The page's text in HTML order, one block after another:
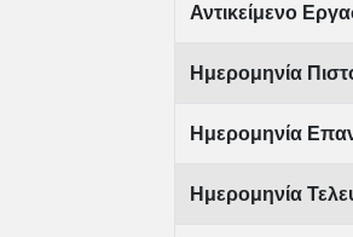
Αντικείμενο
Ημερομηνία
Ημερομηνία
Ημερομηνία